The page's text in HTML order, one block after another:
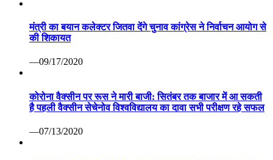
मंत्री का बयान कलेक्टर जितवा देंगे चुनाव कांग्रेस ने निर्वाचन आयोग से
की शिकायत
—09/17/2020
कोरोना वैक्सीन पर रूस ने मारी बाजी: सितंबर तक बाजार में आ सकती
है पहली वैक्सीन सेचेनोव विश्वविद्यालय का दावा सभी परीक्षण रहे सफल
—07/13/2020